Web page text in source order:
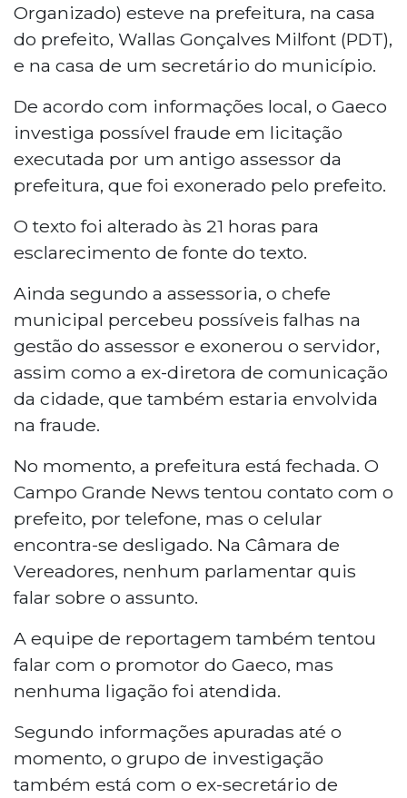
Organizado) esteve na prefeitura, na casa
do prefeito, Wallas Gonçalves Milfont (PDT),
e na casa de um secretário do município.
De acordo com informações local, o Gaeco
investiga possível fraude em licitação
executada por um antigo assessor da
prefeitura, que foi exonerado pelo prefeito.
O texto foi alterado às 21 horas para
esclarecimento de fonte do texto.
Ainda segundo a assessoria, o chefe
municipal percebeu possíveis falhas na
gestão do assessor e exonerou o servidor,
assim como a ex-diretora de comunicação
da cidade, que também estaria envolvida
na fraude.
No momento, a prefeitura está fechada. O
Campo Grande News tentou contato com o
prefeito, por telefone, mas o celular
encontra-se desligado. Na Câmara de
Vereadores, nenhum parlamentar quis
falar sobre o assunto.
A equipe de reportagem também tentou
falar com o promotor do Gaeco, mas
nenhuma ligação foi atendida.
Segundo informações apuradas até o
momento, o grupo de investigação
também está com o ex-secretário de